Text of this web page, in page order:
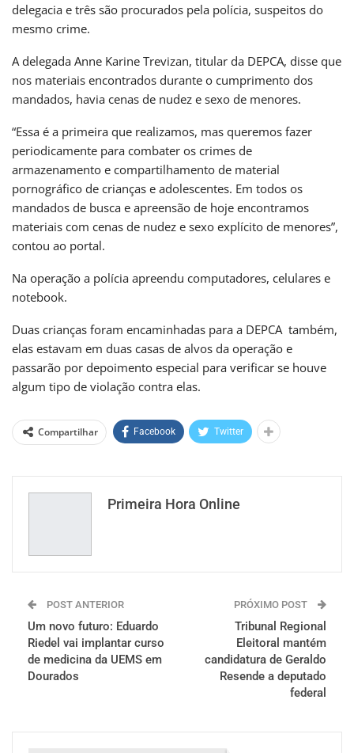
delegacia e três são procurados pela polícia, suspeitos do
mesmo crime.
A delegada Anne Karine Trevizan, titular da DEPCA, disse que
nos materiais encontrados durante o cumprimento dos
mandados, havia cenas de nudez e sexo de menores.
“Essa é a primeira que realizamos, mas queremos fazer
periodicamente para combater os crimes de
armazenamento e compartilhamento de material
pornográfico de crianças e adolescentes. Em todos os
mandados de busca e apreensão de hoje encontramos
materiais com cenas de nudez e sexo explícito de menores”,
contou ao portal.
Na operação a polícia apreendu computadores, celulares e
notebook.
Duas crianças foram encaminhadas para a DEPCA também,
elas estavam em duas casas de alvos da operação e
passarão por depoimento especial para verificar se houve
algum tipo de violação contra elas.
Compartilhar Facebook Twitter
Primeira Hora Online
POST ANTERIOR
Um novo futuro: Eduardo
Riedel vai implantar curso
de medicina da UEMS em
Dourados
PRÓXIMO POST
Tribunal Regional
Eleitoral mantém
candidatura de Geraldo
Resende a deputado
federal